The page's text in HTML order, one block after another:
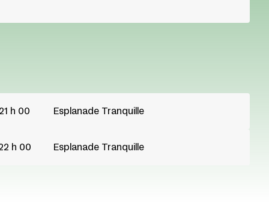
h 00 Esplanade Tranquille
h 00 Esplanade Tranquille